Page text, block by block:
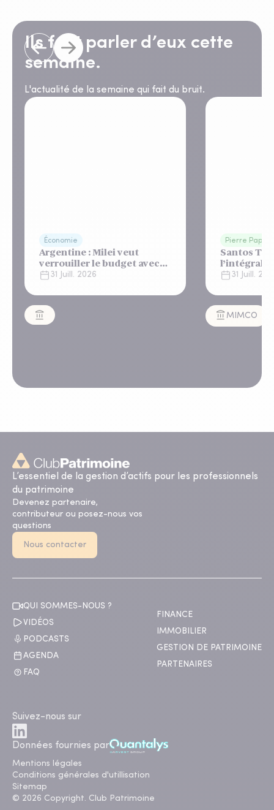
Ils font parler d’eux cette
semaine.
L'actualité de la semaine qui fait du bruit.
Économie
Argentine : Milei veut
verrouiller le budget avec
un "shutdown"
regard bienveillant du FMI
31 Juill. 2026
Pierre Papier
Santos
31 Juill.
MIMCO
L’essentiel de la gestion d’actifs pour les professionnels
du patrimoine
Devenez partenaire,
contributeur ou posez-nous vos
questions
Nous contacter
QUI SOMMES-NOUS ?
VIDÉOS
PODCASTS
AGENDA
FAQ
FINANCE
IMMOBILIER
GESTION DE PATRIMOINE
PARTENAIRES
Suivez-nous sur
Données fournies par
Mentions légales
Conditions générales d'utillisation
Sitemap
© 2026 Copyright. Club Patrimoine